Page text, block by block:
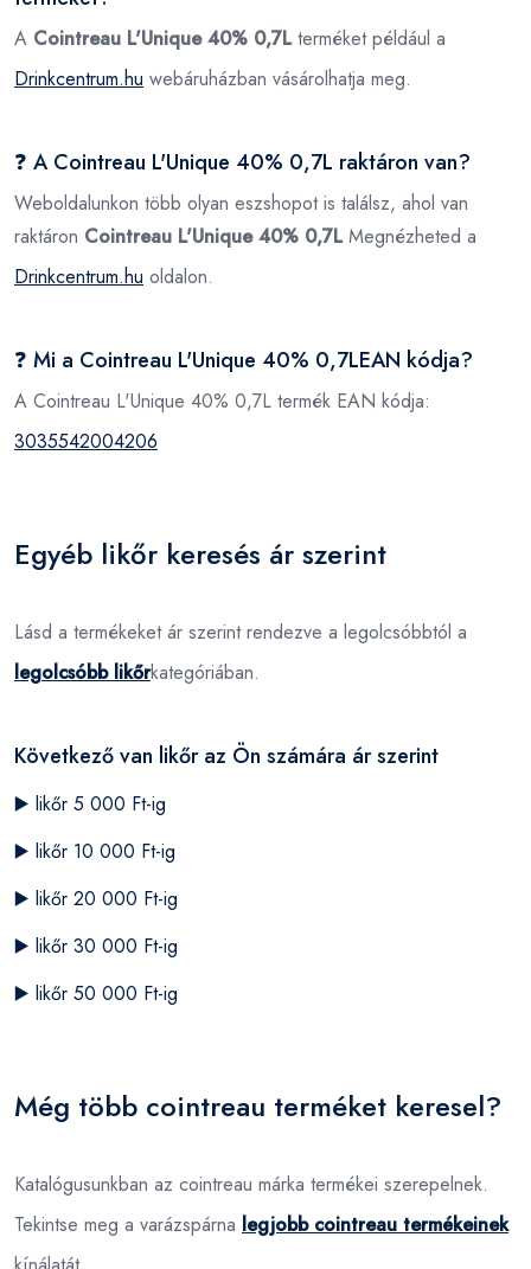
A Cointreau L'Unique 40% 0,7Lterméket például a
Drinkcentrum.hu webáruházban vásárolhatja meg.
❓ A Cointreau L'Unique 40% 0,7L raktáron van?
Weboldalunkon több olyan eszshopot is találsz, ahol van
raktáron Cointreau L'Unique 40% 0,7LMegnézheted a
Drinkcentrum.hu oldalon.
❓ Mi a Cointreau L'Unique 40% 0,7LEAN kódja?
A Cointreau L'Unique 40% 0,7L termék EAN kódja:
3035542004206
Egyéb likőr keresés ár szerint
Lásd a termékeket ár szerint rendezve a legolcsóbbtól a
legolcsóbb likőrkategóriában.
Következő van likőr az Ön számára ár szerint
▶️ likőr 5 000 Ft-ig
▶️ likőr 10 000 Ft-ig
▶️ likőr 20 000 Ft-ig
▶️ likőr 30 000 Ft-ig
▶️ likőr 50 000 Ft-ig
Még több cointreau terméket keresel?
Katalógusunkban az cointreau márka termékei szerepelnek.
Tekintse meg a varázspárna legjobb cointreau termékeinek